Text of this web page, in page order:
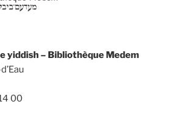
yiddish – Bibliothèque Medem
00